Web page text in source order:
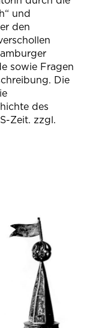
und
den
sowie Fragen
Die
des
Zeit. zzgl.